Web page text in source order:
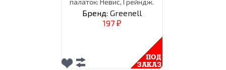
палаток: Невис, Грейндж.
Бренд: Greenell
197 ₽